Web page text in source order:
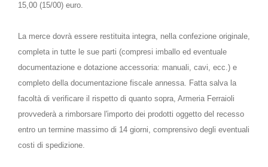
15,00 (15/00) euro.
La merce dovrà essere restituita integra, nella confezione originale,
completa in tutte le sue parti (compresi imballo ed eventuale
documentazione e dotazione accessoria: manuali, cavi, ecc.) e
completo della documentazione fiscale annessa. Fatta salva la
facoltà di verificare il rispetto di quanto sopra, Armeria Ferraioli
provvederà a rimborsare l'importo dei prodotti oggetto del recesso
entro un termine massimo di 14 giorni, comprensivo degli eventuali
costi di spedizione.